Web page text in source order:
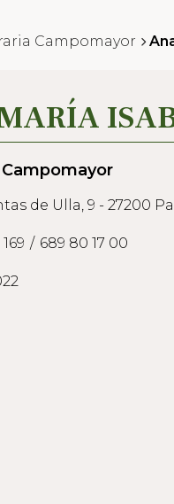
Campomayor
de Ulla, 9 - 27200
689 80 17 00